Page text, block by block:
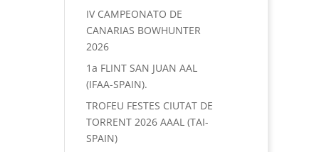
IV CAMPEONATO DE
CANARIAS BOWHUNTER
2026
1a FLINT SAN JUAN AAL
(IFAA-SPAIN).
TROFEU FESTES CIUTAT DE
TORRENT 2026 AAAL (TAI-
SPAIN)